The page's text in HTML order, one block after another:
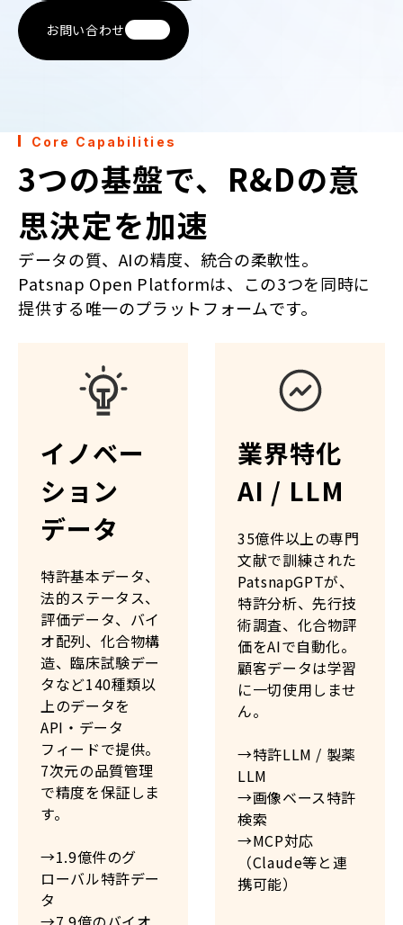
お問い合わせ
Core Capabilities
3つの基盤で、R&Dの意
思決定を加速
データの質、AIの精度、統合の柔軟性。
Patsnap Open Platformは、この3つを同時に
提供する唯一のプラットフォームです。
イノベー
ション
データ
特許基本データ、
法的ステータス、
評価データ、バイ
オ配列、化合物構
造、臨床試験デー
タなど140種類以
上のデータを
API・データ
フィードで提供。
7次元の品質管理
で精度を保証しま
す。
→1.9億件のグ
ローバル特許デー
タ
業界特化
AI / LLM
35億件以上の専門
文献で訓練された
PatsnapGPTが、
特許分析、先行技
術調査、化合物評
価をAIで自動化。
顧客データは学習
に一切使用しませ
ん。
→特許LLM / 製薬
LLM
→画像ベース特許
検索
→MCP対応
（Claude等と連
携可能）